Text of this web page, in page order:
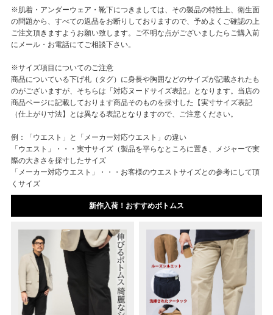
※肌着・アンダーウェア・靴下につきましては、その製品の特性上、衛生面
の問題から、すべての返品をお断りしておりますので、予めよくご確認の上
ご注文頂きますようお願い致します。ご不明な点がございましたらご購入前
にメール・お電話にてご相談下さい。
※サイズ項目についてのご注意
商品についている下げ札（タグ）に身長や胸囲などのサイズが記載されたも
のがございますが、そちらは「対応ヌードサイズ表記」となります。当店の
商品ページに記載しております商品そのものを採寸した【実寸サイズ表記
（仕上がり寸法】とは異なる表記となりますので、ご注意ください。
例：「ウエスト」と「メーカー対応ウエスト」の違い
「ウエスト」・・・実寸サイズ（製品を平らなところに置き、メジャーで実
際の大きさを採寸したサイズ
「メーカー対応ウエスト」・・・お客様のウエストサイズとの参考にして頂
くサイズ
新作入荷！おすすめボトムス